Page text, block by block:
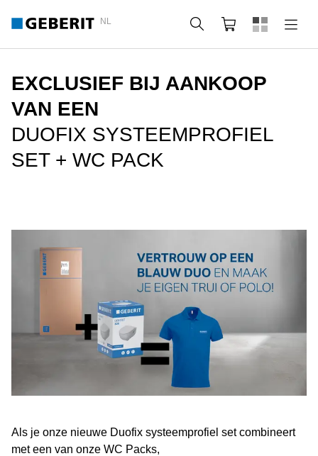
NL Zoeken Webshop
EXCLUSIEF BIJ AANKOOP
VAN EEN
DUOFIX SYSTEEMPROFIEL
SET + WC PACK
Als je onze nieuwe Duofix systeemprofiel set combineert
met een van onze WC Packs,